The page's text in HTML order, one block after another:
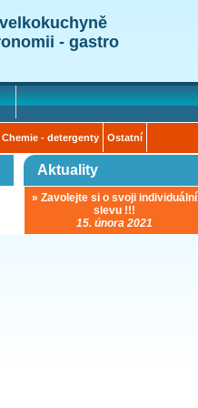
- gastro
Chemie - detergenty Ostatní
Aktuality
» Zavolejte si o svoji individuální
slevu !!!
15. února 2021